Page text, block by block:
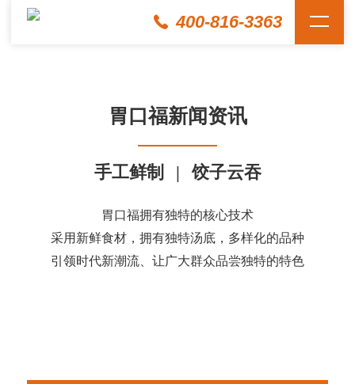
400-816-3363
胃口福新闻资讯
手工鲜制 | 饺子云吞
胃口福拥有独特的核心技术
采用新鲜食材，拥有独特汤底，多样化的品种
引领时代新潮流、让广大群众品尝独特的特色